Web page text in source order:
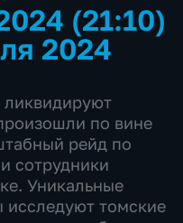
(21:10)
2024
ликвидируют
по вине
рейд по
сотрудники
Уникальные
исследуют томские